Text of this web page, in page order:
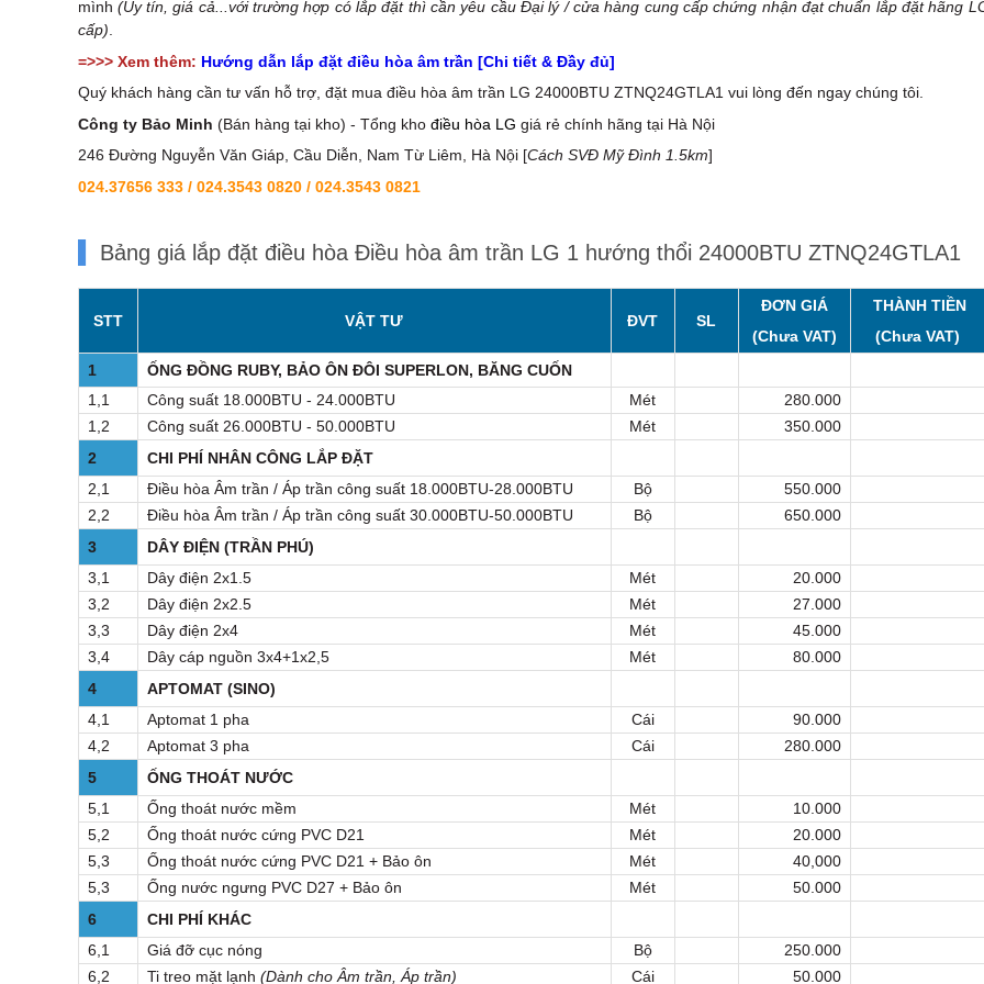
mình (Uy tín, giá cả...với trường hợp có lắp đặt thì cần yêu cầu Đại lý / cửa hàng cung cấp chứng nhận đạt chuẩn lắp đặt hãng
cấp)
=>>> Xem thêm: Hướng dẫn lắp đặt điều hòa âm trần [Chi tiết & Đầy đủ]
Quý khách hàng cần tư vấn hỗ trợ, đặt mua điều hòa âm trần LG 24000BTU ZTNQ24GTLA1 vui lòng đến ngay chúng tôi.
Công ty Bảo Minh (Bán hàng tại kho) - Tổng kho điều hòa LG giá rẻ chính hãng tại Hà Nội
246 Đường Nguyễn Văn Giáp, Cầu Diễn, Nam Từ Liêm, Hà Nội [Cách SVĐ Mỹ Đình 1.5km]
024.37656 333/ 024.3543 0820/ 024.3543 0821
Bảng giá lắp đặt điều hòa Điều hòa âm trần LG 1 hướng thổi 24000BTU ZTNQ24GTLA1
STT VẬT TƯ ĐVT SL
ĐƠN GIÁ
(Chưa VAT)
THÀNH TIỀN
(Chưa VAT)
1
ỐNG ĐỒNG RUBY, BẢO ÔN ĐÔI SUPERLON, BĂNG CUỐN
1,1
Công suất 18.000BTU - 24.000BTU Mét
280.000
1,2
Công suất 26.000BTU - 50.000BTU Mét
350.000
2
CHI PHÍ NHÂN CÔNG LẮP ĐẶT
2,1
Điều hòa Âm trần / Áp trần công suất 18.000BTU-28.000BTU Bộ
550.000
2,2
Điều hòa Âm trần / Áp trần công suất 30.000BTU-50.000BTU Bộ
650.000
3
DÂY ĐIỆN (TRẦN PHÚ)
3,1
Dây điện 2x1.5 Mét
20.000
3,2
Dây điện 2x2.5 Mét
27.000
3,3
Dây điện 2x4 Mét
45.000
3,4
Dây cáp nguồn 3x4+1x2,5 Mét
80.000
4
APTOMAT (SINO)
4,1
Aptomat 1 pha Cái
90.000
4,2
Aptomat 3 pha Cái
280.000
5
ỐNG THOÁT NƯỚC
5,1
Ống thoát nước mềm Mét
10.000
5,2
Ống thoát nước cứng PVC D21 Mét
20.000
5,3
Ống thoát nước cứng PVC D21 + Bảo ôn Mét
40,000
5,3
Ống nước ngưng PVC D27 + Bảo ôn Mét
50.000
6
CHI PHÍ KHÁC
6,1
Giá đỡ cục nóng Bộ
250.000
6,2
Ti treo mặt lạnh (Dành cho Âm trần, Áp trần) Cái 50.000